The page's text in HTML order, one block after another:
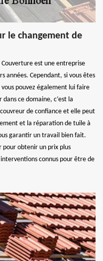
le changement de
est une entreprise
années. Cependant, si vous êtes
pouvez également lui faire
dans ce domaine, c’est la
de confiance et elle peut
et la réparation de tuile à
garantir un travail bien fait.
pour obtenir un prix plus
connus pour être de